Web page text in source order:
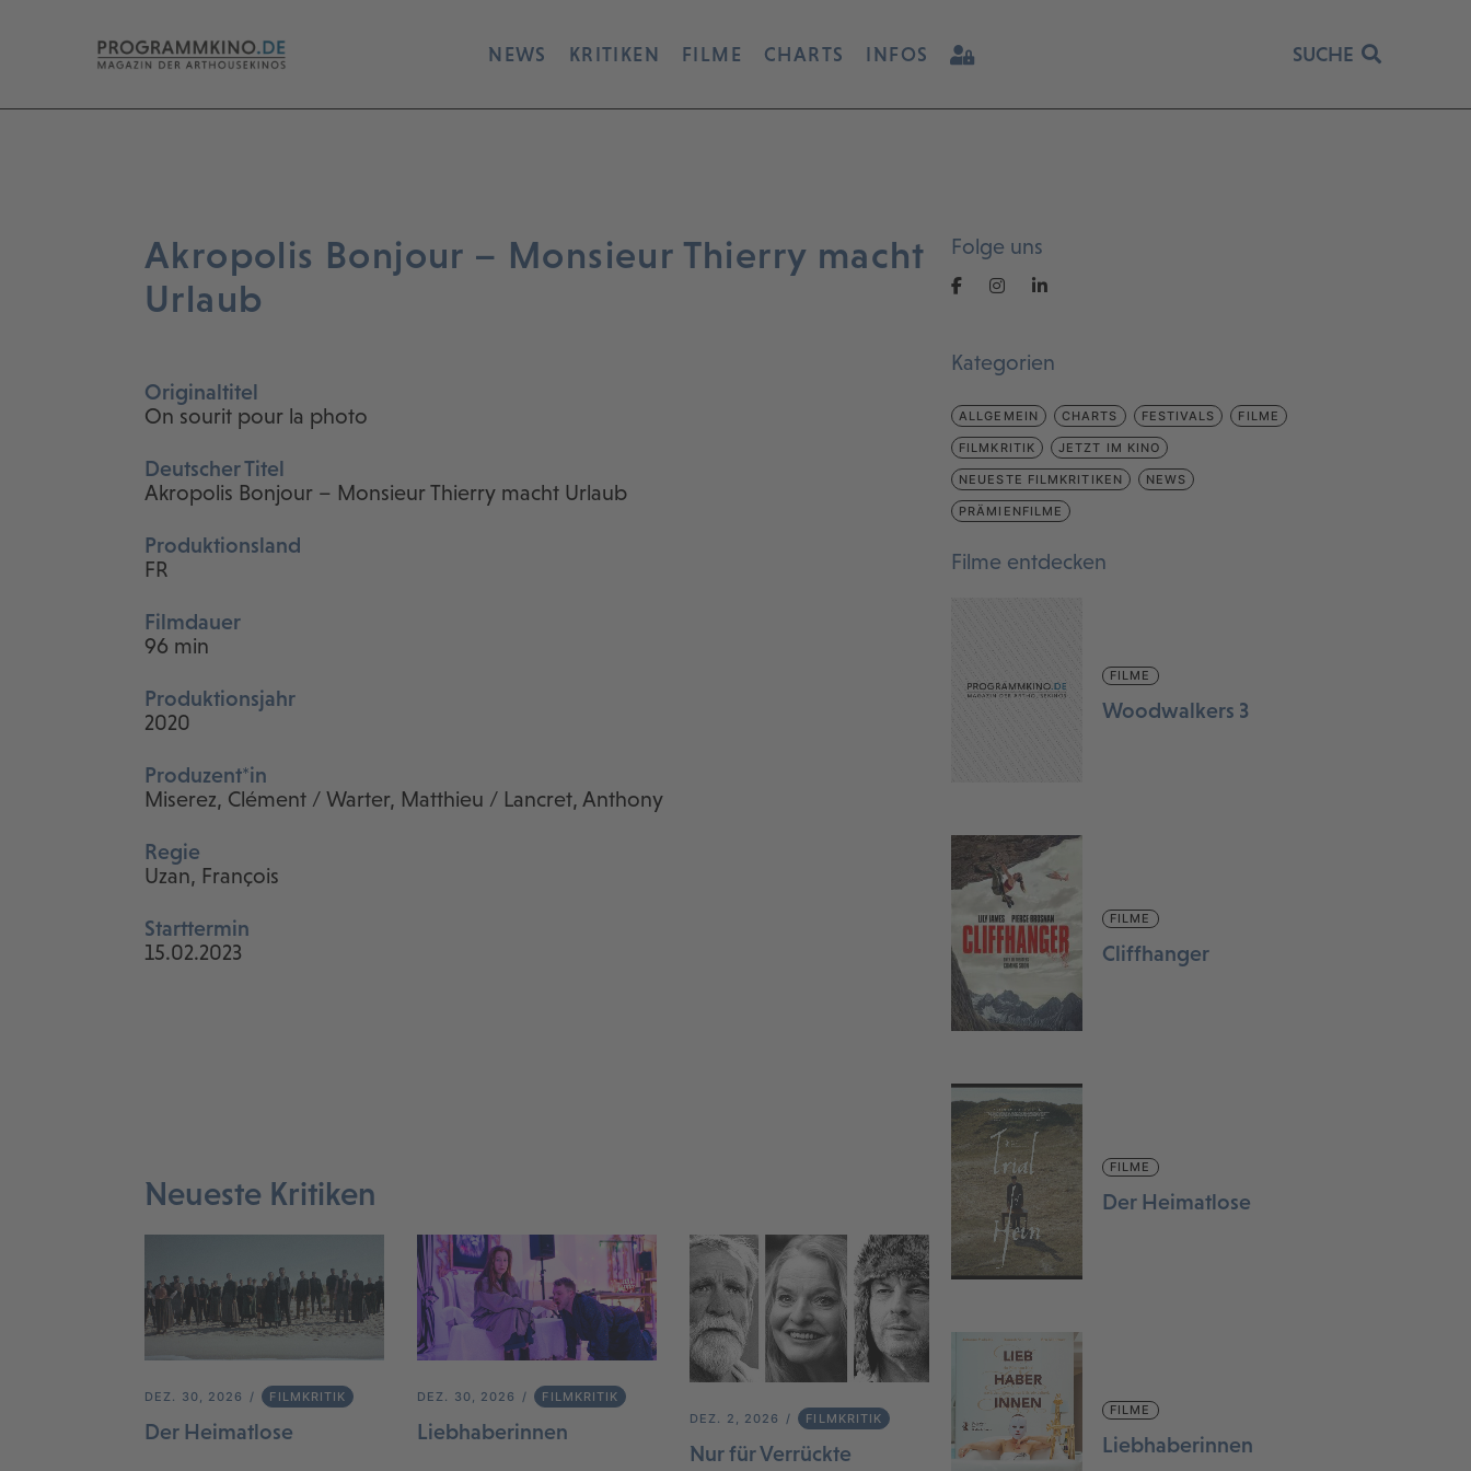
NEWS KRITIKEN FILME CHARTS INFOS SUCHE
Akropolis Bonjour – Monsieur Thierry macht
Urlaub
Originaltitel
On sourit pour la photo
Deutscher Titel
Akropolis Bonjour – Monsieur Thierry macht Urlaub
Produktionsland
FR
Filmdauer
96 min
Produktionsjahr
2020
Produzent*in
Miserez, Clément / Warter, Matthieu / Lancret, Anthony
Regie
Uzan, François
Starttermin
15.02.2023
Neueste Kritiken
DEZ. 30, 2026 FILMKRITIK
Der Heimatlose
DEZ. 30, 2026 FILMKRITIK
Liebhaberinnen
DEZ. 2, 2026 FILMKRITIK
Nur für Verrückte
Folge uns
Kategorien
ALLGEMEIN CHARTS FESTIVALS FILME
FILMKRITIK JETZT IM KINO
NEUESTE FILMKRITIKEN NEWS
PRÄMIENFILME
Filme entdecken
FILME
Woodwalkers 3
FILME
Cliffhanger
FILME
Der Heimatlose
FILME
Liebhaberinnen